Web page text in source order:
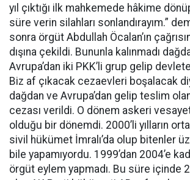
yıl çıktığı ilk mahkemede hâkime
süre verin silahları sonlandırayım.”
sonra örgüt Abdullah Öcalan’ın
dışına çekildi. Bununla kalınmadı
Avrupa’dan iki PKK’li grup gelip
Biz af çıkacak cezaevleri boşalacak
dağdan ve Avrupa’dan gelip teslim
cezası verildi. O dönem askeri
olduğu bir dönemdi. 2000’li yılların
sivil hükümet İmralı’da olup bitenler
bile yapamıyordu. 1999’dan 2004’e
örgüt eylem yapmadı. Bu süre içinde